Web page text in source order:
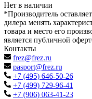
Нет в наличии
*Производитель
дилера менять
товара и место его
является публичной
Контакты
frez@frez.ru
pasport@frez.ru
+7 (495) 646-50-26
+7 (499) 729-96-41
+7 (906) 063-41-23